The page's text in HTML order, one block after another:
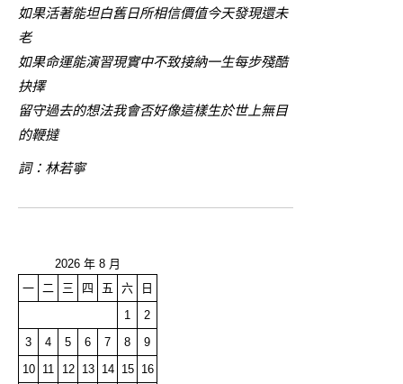
如果活著能坦白舊日所相信價值今天發現還未
老
如果命運能演習現實中不致接納一生每步殘酷
抉擇
留守過去的想法我會否好像這樣生於世上無目
的鞭撻
詞：林若寧
2026 年 8 月
一 二 三 四 五 六
日
1
2
3
4 5 6 7 8
9
10
11 12 13 14 15
16